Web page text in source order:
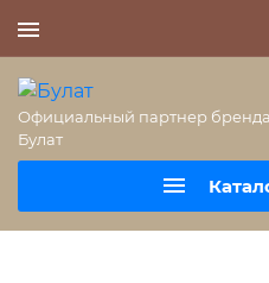
Официальный партнер бренда
Булат